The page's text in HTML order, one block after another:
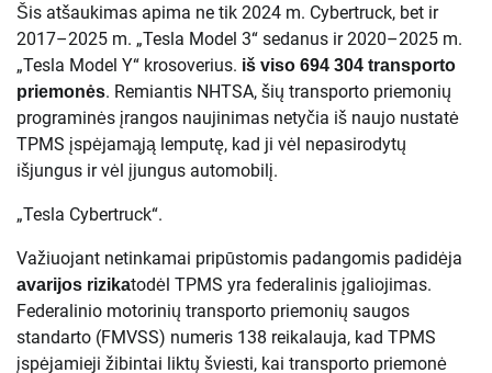
Šis atšaukimas apima ne tik 2024 m. Cybertruck, bet ir
2017–2025 m. „Tesla Model 3“ sedanus ir 2020–2025 m.
„Tesla Model Y“ krosoverius. iš viso 694 304 transporto
priemonės. Remiantis NHTSA, šių transporto priemonių
programinės įrangos naujinimas netyčia iš naujo nustatė
TPMS įspėjamąją lemputę, kad ji vėl nepasirodytų
išjungus ir vėl įjungus automobilį.
„Tesla Cybertruck“.
Važiuojant netinkamai pripūstomis padangomis padidėja
avarijos rizikatodėl TPMS yra federalinis įgaliojimas.
Federalinio motorinių transporto priemonių saugos
standarto (FMVSS) numeris 138 reikalauja, kad TPMS
įspėjamieji žibintai liktų šviesti, kai transporto priemonė